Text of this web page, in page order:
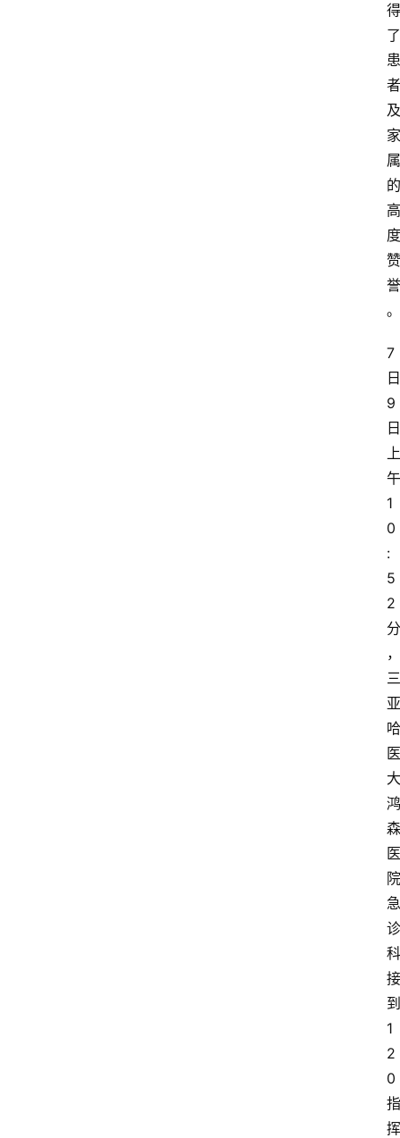
得
了
患
者
及
家
属
的
高
度
赞
誉
。
7
日
9
日
上
午
1
0
:
5
2
分
，
三
亚
哈
医
大
鸿
森
医
院
急
诊
科
接
到
1
2
0
指
挥